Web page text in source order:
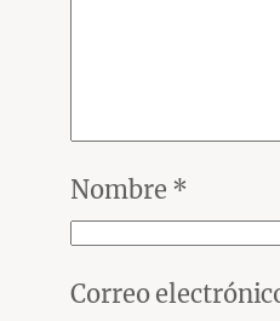
Nombre *
Correo